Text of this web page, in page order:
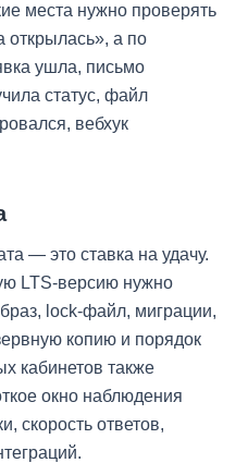
места нужно проверять
открылась», а по
ушла, письмо
статус, файл
вебхук
— это ставка на удачу.
LTS-версию нужно
lock-файл, миграции,
копию и порядок
кабинетов также
окно наблюдения
скорость ответов,